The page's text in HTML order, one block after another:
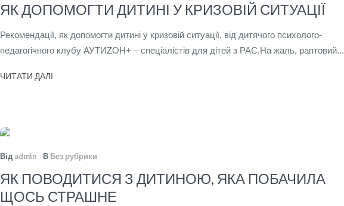
ЯК ДОПОМОГТИ ДИТИНІ У КРИЗОВІЙ СИТУАЦІЇ
Рекомендації, як допомогти дитині у кризовій ситуації, від дитячого психолого-
педагогічного клубу АУТИZОН+ – спеціалістів для дітей з РАС.На жаль, раптовий...
ЧИТАТИ ДАЛІ
Від admin В Без рубрики
ЯК ПОВОДИТИСЯ З ДИТИНОЮ, ЯКА ПОБАЧИЛА
ЩОСЬ СТРАШНЕ